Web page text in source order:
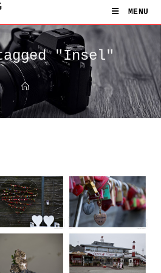
MENU
"Insel"